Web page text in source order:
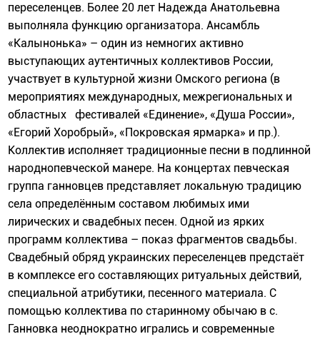
переселенцев. Более 20 лет Надежда Анатольевна
выполняла функцию организатора. Ансамбль
«Калынонька» – один из немногих активно
выступающих аутентичных коллективов России,
участвует в культурной жизни Омского региона (в
мероприятиях международных, межрегиональных и
областных фестивалей «Единение», «Душа России»,
«Егорий Хоробрый», «Покровская ярмарка» и пр.).
Коллектив исполняет традиционные песни в подлинной
народнопевческой манере. На концертах певческая
группа ганновцев представляет локальную традицию
села определённым составом любимых ими
лирических и свадебных песен. Одной из ярких
программ коллектива – показ фрагментов свадьбы.
Свадебный обряд украинских переселенцев предстаёт
в комплексе его составляющих ритуальных действий,
специальной атрибутики, песенного материала. С
помощью коллектива по старинному обычаю в с.
Ганновка неоднократно игрались и современные